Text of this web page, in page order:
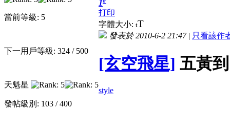
當前等級: 5
下一用戶等級: 324 / 500
天魁星
發帖級別: 103 / 400
1
打印
字體大小: tT
發表於 2010-6-2 21:47| 只看該作
[玄空飛星] 五黃
style